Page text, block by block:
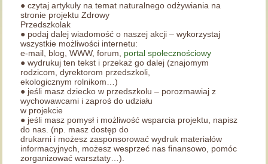
● czytaj artykuły na temat naturalnego odżywiania na
stronie projektu Zdrowy
Przedszkolak
● podaj dalej wiadomość o naszej akcji – wykorzystaj
wszystkie możliwości internetu:
e-mail, blog, WWW, forum,
portal społecznościowy
● wydrukuj ten tekst i przekaż go dalej (znajomym
rodzicom, dyrektorom przedszkoli,
ekologicznym rolnikom…)
● jeśli masz dziecko w przedszkolu – porozmawiaj z
wychowawcami i zaproś do udziału
w projekcie
● jeśli masz pomysł i możliwość wsparcia projektu, napisz
do nas. (np. masz dostęp do
drukarni i możesz zasponsorować wydruk materiałów
informacyjnych, możesz wesprzeć nas finansowo, pomóc
zorganizować warsztaty…).